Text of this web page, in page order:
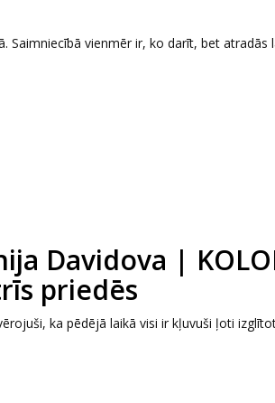
Saimniecībā vienmēr ir, ko darīt, bet atradās
Davidova |
priedēs
ka pēdējā laikā visi ir kļuvuši ļoti